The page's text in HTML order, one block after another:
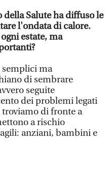
Salute ha diffuso le
l'ondata di calore.
estate, ma
semplici ma
di sembrare
seguite
dei problemi legati
troviamo di fronte a
a rischio
anziani, bambini e